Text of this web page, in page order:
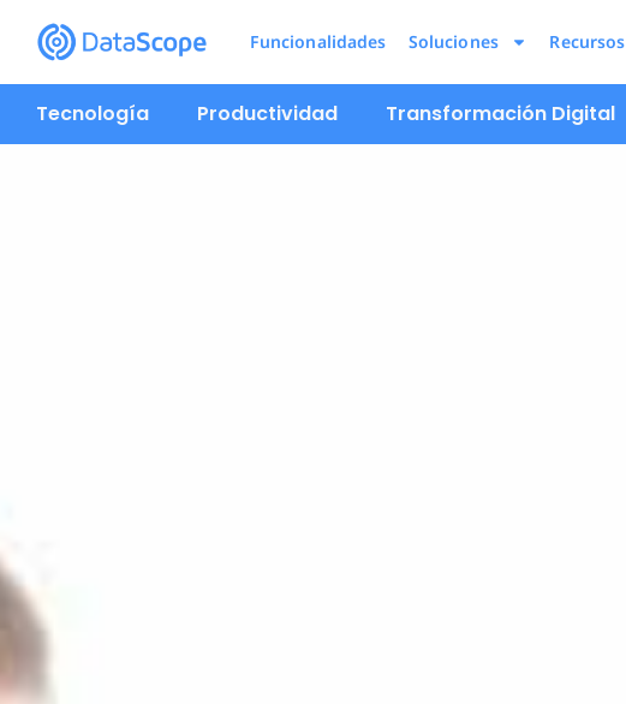
Funcionalidades Soluciones Recursos
Tecnología Productividad Transformación Digital